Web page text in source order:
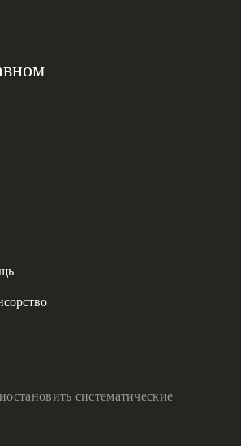
систематические